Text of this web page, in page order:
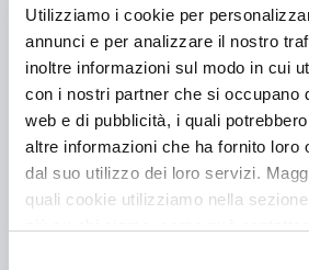
Utilizziamo i cookie per
annunci e per analizzare il nostro
inoltre informazioni sul modo in cui
con i nostri partner che si occupano
web e di pubblicità, i quali
altre informazioni che ha fornito loro
dal suo utilizzo dei loro servizi.
quali cookie utilizziamo nella
Vittoria Tutela Futuro –
Approfondisci